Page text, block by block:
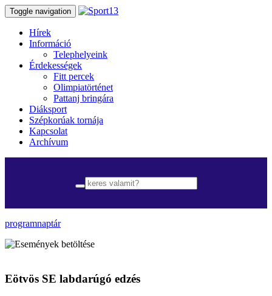
Toggle navigation
Hírek
Információ
Telephelyeink
Érdekességek
Fitt percek
Olimpiatörténet
Pattanj bringára
Diáksport
Szépkorúak tornája
Kapcsolat
Archívum
programnaptár
Eötvös SE labdarúgó edzés